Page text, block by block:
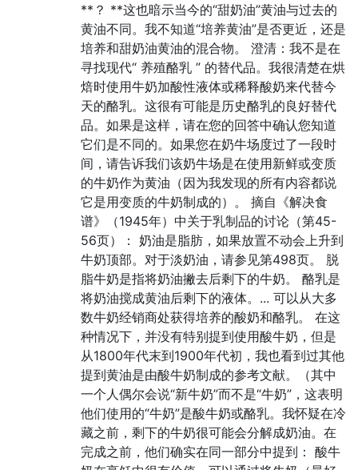
**？ **这也暗示当今的“甜奶油”黄油与过去的
黄油不同。我不知道“培养黄油”是否更近，还是
培养和甜奶油黄油的混合物。 澄清：我不是在
寻找现代“ 养殖酪乳 ” 的替代品。我很清楚在烘
焙时使用牛奶加酸性液体或稀释酸奶来代替今
天的酪乳。这很有可能是历史酪乳的良好替代
品。如果是这样，请在您的回答中确认您知道
它们是不同的。如果您在奶牛场度过了一段时
间，请告诉我们该奶牛场是在使用新鲜或变质
的牛奶作为黄油（因为我发现的所有内容都说
它是用变质的牛奶制成的）。 摘自《解决食
谱》（1945年）中关于乳制品的讨论（第45-
56页）： 奶油是脂肪，如果放置不动会上升到
牛奶顶部。对于淡奶油，请参见第498页。 脱
脂牛奶是指将奶油撇去后剩下的牛奶。 酪乳是
将奶油搅成黄油后剩下的液体。... 可以从大多
数牛奶经销商处获得培养的酸奶和酪乳。 在这
种情况下，并没有特别提到使用酸牛奶，但是
从1800年代末到1900年代初，我也看到过其他
提到黄油是由酸牛奶制成的参考文献。（其中
一个人偶尔会说“新牛奶”而不是“牛奶”，这表明
他们使用的“牛奶”是酸牛奶或酪乳。我怀疑在冷
藏之前，剩下的牛奶很可能会分解成奶油。在
完成之前，他们确实在同一部分中提到： 酸牛